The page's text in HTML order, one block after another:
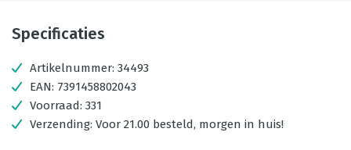
Specificaties
Artikelnummer: 34493
EAN: 7391458802043
Voorraad: 331
Verzending: Voor 21.00 besteld, morgen in huis!